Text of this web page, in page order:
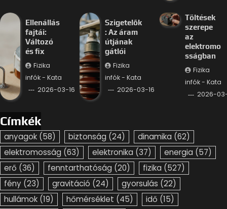
Ellenállás
fajtái:
Változó
és fix
Fizika
infók - Kata
2026-03-16
Szigetelők
: Az áram
útjának
gátlói
Fizika
infók - Kata
2026-03-16
Töltések
szerepe
az
elektromo
sságban
Fizika
infók - Kata
2026-
Címkék
anyagok (58) biztonság (24) dinamika (62)
elektromosság (63) elektronika (37) energia (57)
erő (36) fenntarthatóság (20) fizika (527)
fény (23) gravitáció (24) gyorsulás (22)
hullámok (19) hőmérséklet (45) idő (15)